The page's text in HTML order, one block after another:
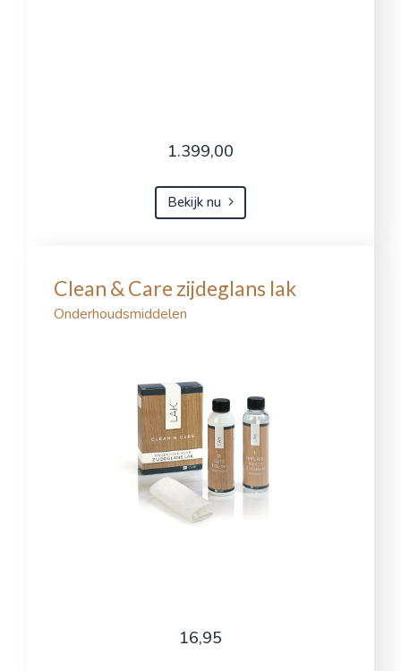
1.399,00
Bekijk nu
Clean & Care zijdeglans lak
Onderhoudsmiddelen
16,95